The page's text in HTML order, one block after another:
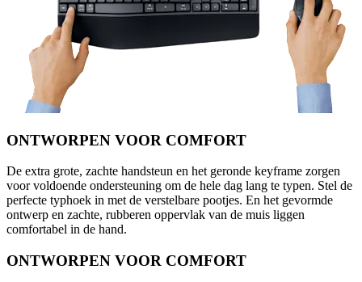
ONTWORPEN VOOR COMFORT
De extra grote, zachte handsteun en het geronde keyframe zorgen
voor voldoende ondersteuning om de hele dag lang te typen. Stel de
perfecte typhoek in met de verstelbare pootjes. En het gevormde
ontwerp en zachte, rubberen oppervlak van de muis liggen
comfortabel in de hand.
ONTWORPEN VOOR COMFORT